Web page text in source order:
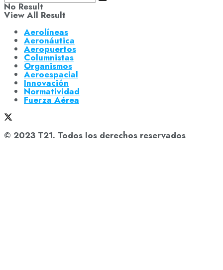
No Result
View All Result
Aerolíneas
Aeronáutica
Aeropuertos
Columnistas
Organismos
Aeroespacial
Innovación
Normatividad
Fuerza Aérea
© 2023 T21. Todos los derechos reservados